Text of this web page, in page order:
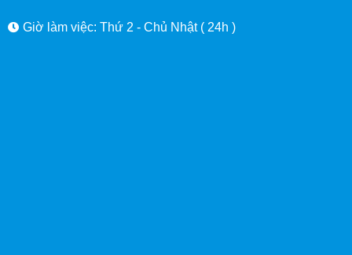
Giờ làm việc: Thứ 2 - Chủ Nhật ( 24h )